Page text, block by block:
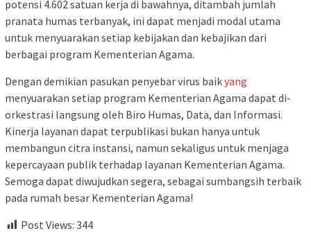
potensi 4.602 satuan kerja di bawahnya, ditambah jumlah
pranata humas terbanyak, ini dapat menjadi modal utama
untuk menyuarakan setiap kebijakan dan kebajikan dari
berbagai program Kementerian Agama.
Dengan demikian pasukan penyebar virus baikyang
menyuarakan setiap program Kementerian Agama dapat di-
orkestrasi langsung oleh Biro Humas, Data, dan Informasi.
Kinerja layanan dapat terpublikasi bukan hanya untuk
membangun citra instansi, namun sekaligus untuk menjaga
kepercayaan publik terhadap layanan Kementerian Agama.
Semoga dapat diwujudkan segera, sebagai sumbangsih terbaik
pada rumah besar Kementerian Agama!
Post Views: 344